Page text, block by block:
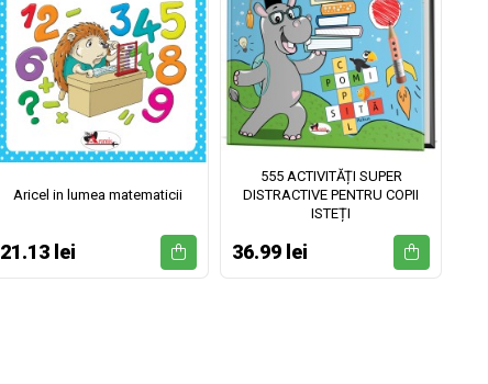
Aricel in lumea matematicii
21.13 lei
555 ACTIVITĂȚI SUPER
DISTRACTIVE PENTRU COPII
ISTEȚI
36.99 lei